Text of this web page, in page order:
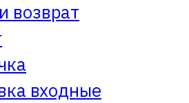
возврат
входные